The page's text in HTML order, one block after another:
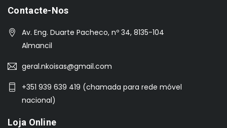
Contacte-Nos
Av. Eng. Duarte Pacheco, nº 34, 8135-104
Almancil
geral.nkoisas@gmail.com
+351 939 639 419 (chamada para rede móvel
nacional)
Loja Online